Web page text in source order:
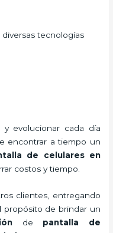
tecnologías
y evolucionar cada día
encontrar a tiempo un
de celularesen
costos y tiempo.
clientes, entregando
propósito de brindar un
de
pantalla de